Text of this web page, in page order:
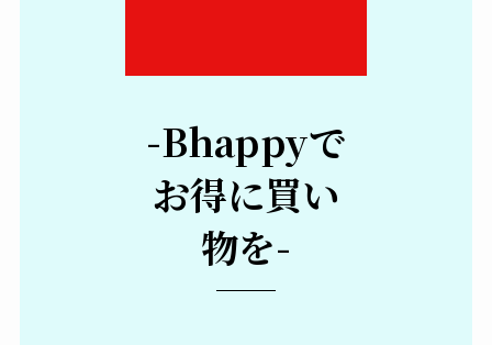
-Bhappyで
お得に買い
物を-